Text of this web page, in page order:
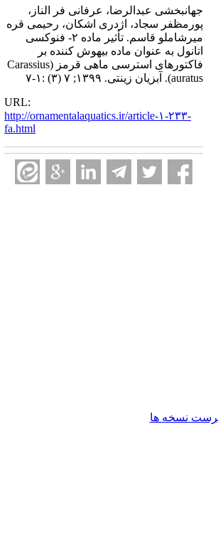
جهانبخشی عبدالرضا، عرفانی فر الناز،
پورمظفر سجاد، اژدری اشکان، رحیمی قره
میرشاملو قاسم. تأثیر ماده ۲- فنوکسی
اتانول به عنوان ماده بیهوش کننده بر
فاکتورهای استرسی ماهی قرمز (Carassius
auratus). آبزیان زینتی. ۱۳۹۹; ۷ (۳) :۱-۷
URL:
http://ornamentalaquatics.ir/article-۱-۲۳۳-
fa.html
نسخه ها